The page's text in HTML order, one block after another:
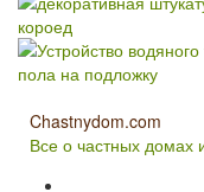
Chastnydom.com
Все о частных домах